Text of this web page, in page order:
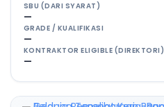
SBU (DARI SYARAT)
—
GRADE / KUALIFIKASI
—
KONTRAKTOR ELIGIBLE (DIREKTORI)
—